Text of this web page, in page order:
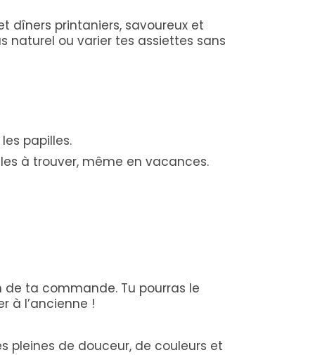
dîners printaniers, savoureux et
naturel ou varier tes assiettes sans
papilles.
à trouver, même en vacances.
ta commande. Tu pourras le
à l’ancienne !
pleines de douceur, de couleurs et